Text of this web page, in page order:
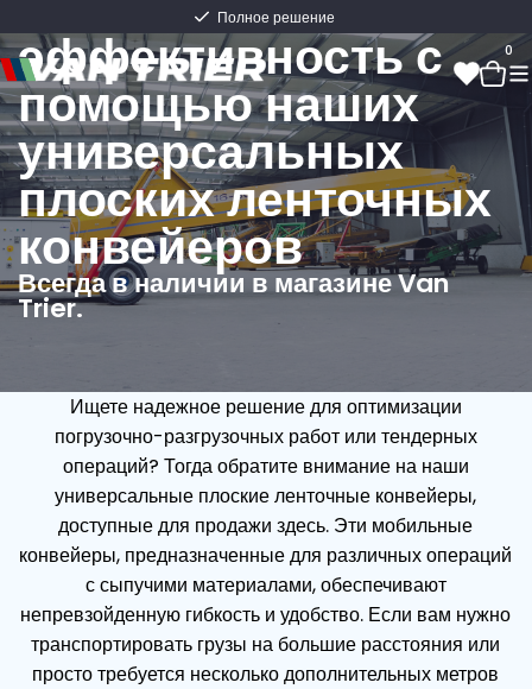
Полное решение
0
эффективность с
помощью наших
универсальных
плоских ленточных
конвейеров
Всегда в наличии в магазине Van
Trier.
Ищете надежное решение для оптимизации
погрузочно-разгрузочных работ или тендерных
операций? Тогда обратите внимание на наши
универсальные плоские ленточные конвейеры,
доступные для продажи здесь. Эти мобильные
конвейеры, предназначенные для различных операций
с сыпучими материалами, обеспечивают
непревзойденную гибкость и удобство. Если вам нужно
транспортировать грузы на большие расстояния или
просто требуется несколько дополнительных метров